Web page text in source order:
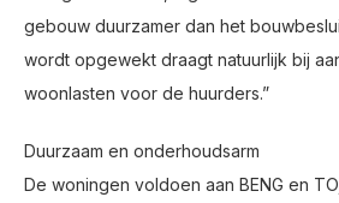
gebouw duurzamer dan het
wordt opgewekt draagt natuurlijk bij
woonlasten voor de huurders.”
Duurzaam en onderhoudsarm
De woningen voldoen aan BENG en